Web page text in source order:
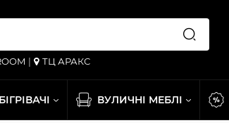
| ТЦ АРАКС
ВУЛИЧНІ МЕБЛІ